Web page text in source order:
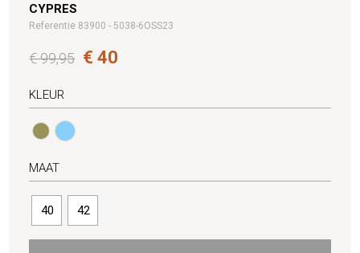
CYPRES
Referentie 83900 - 5038-6OSS23
€ 99,95 € 40
KLEUR
MAAT
40 42